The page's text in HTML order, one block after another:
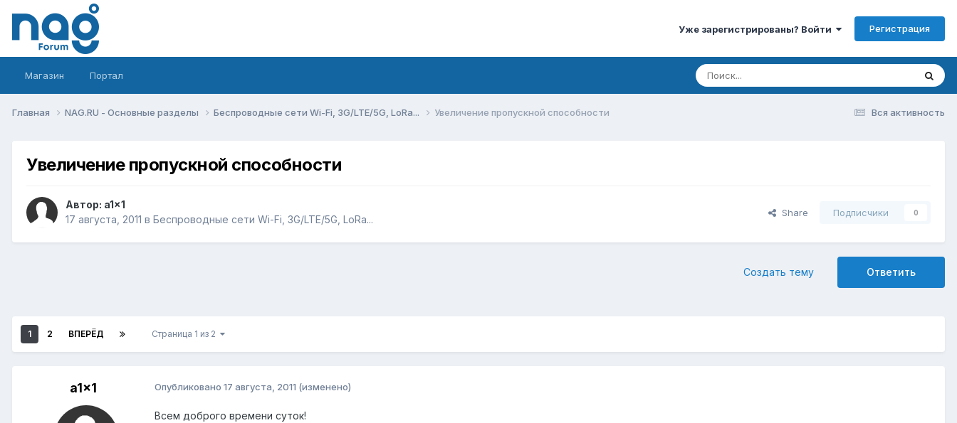
Уже зарегистрированы? Войти Регистрация
Магазин Портал
Вся активность
Главная NAG.RU - Основные разделы Беспроводные сети Wi-Fi, 3G/LTE/5G, LoRa... Увеличение пропускной способности
Увеличение пропускной способности
Автор: a1x1
17 августа, 2011 в Беспроводные сети Wi-Fi, 3G/LTE/5G, LoRa...
Share Подписчики 0
Ответить
Создать тему
1 2 ВПЕРЁД Страница 1 из 2
a1x1 Опубликовано 17 августа, 2011 (изменено)
Всем доброго времени суток!